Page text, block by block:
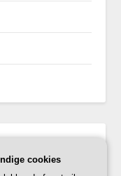
cookies